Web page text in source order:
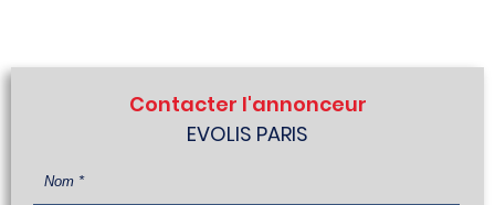
Contacter l'annonceur
EVOLIS PARIS